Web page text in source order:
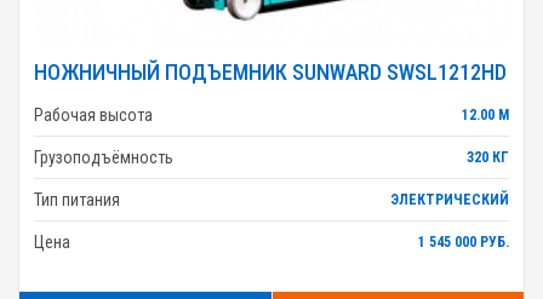
НОЖНИЧНЫЙ ПОДЪЕМНИК SUNWARD SWSL1212HD
Рабочая высота 12.00 М
Грузоподъёмность 320 КГ
Тип питания ЭЛЕКТРИЧЕСКИЙ
Цена 1 545 000 РУБ.